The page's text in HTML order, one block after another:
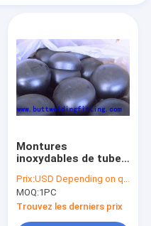
Montures
inoxydables de tube
ASTM A403
WP304/304L
WP316/316L
Prix:USD Depending on quantity
MOQ:1PC
Trouvez les derniers prix